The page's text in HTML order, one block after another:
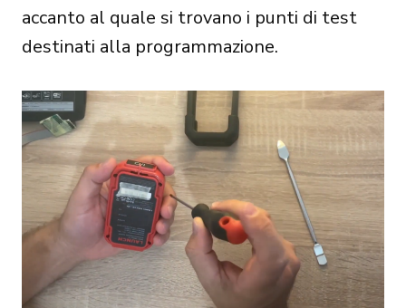
accanto al quale si trovano i punti di test
destinati alla programmazione.